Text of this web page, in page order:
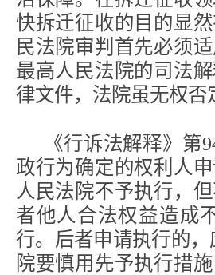
快拆迁征收的目的显
民法院审判首先必须
最高人民法院的司法
律文件，法院虽无权
《行诉法解释》
政行为确定的权利人
人民法院不予执行，
者他人合法权益造成
行。后者申请执行的
院要慎用先予执行措